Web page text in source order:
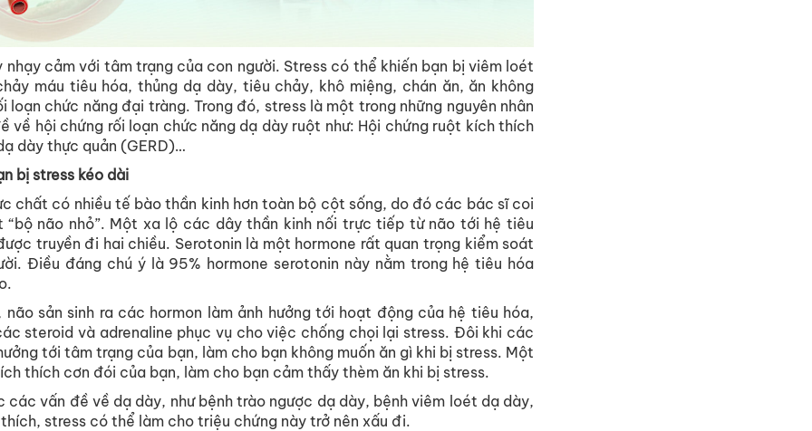
nhạy cảm với tâm trạng của con người. Stress có thể khiến bạn bị viêm loét
máu tiêu hóa,thủng dạ dày, tiêu chảy, khô miệng, chán ăn, ăn không
loạn chức năng đại tràng. Trong đó, stress là một trong những nguyên nhân
về hội chứng rối loạn chức năng dạ dày ruột như: Hội chứng ruột kích thích
dày thực quản (GERD)…
bị stress kéo dài
chất có nhiều tế bào thần kinh hơn toàn bộ cột sống, do đó các bác sĩ coi
“bộ não nhỏ”. Một xa lộ các dây thần kinh nối trực tiếp từ não tới hệ tiêu
truyền đi hai chiều. Serotonin là một hormone rất quan trọng kiểm soát
.Điều đáng chúý là95% hormone serotonin này nằm trong hệ tiêu hóa
.
não sản sinh ra các hormon làm ảnh hưởng tới hoạt động của hệ tiêu hóa,
steroidvà adrenaline phục vụ cho việc chống chọi lại stress. Đôi khi các
tới tâm trạng của bạn, làm cho bạn không muốn ăn gì khi bị stress. Một
thích cơn đói của bạn, làm cho bạn cảm thấy thèm ăn khi bị stress.
các vấn đề về dạ dày, như bệnh trào ngược dạ dày, bệnh viêm loét dạ dày,
thích, stress có thể làm cho triệu chứng này trở nên xấu đi.